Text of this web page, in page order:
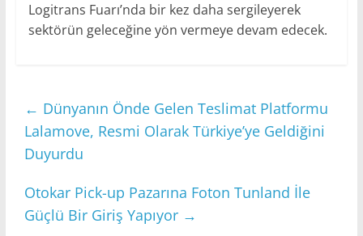
Logitrans Fuarı’nda bir kez daha sergileyerek
sektörün geleceğine yön vermeye devam edecek.
← Dünyanın Önde Gelen Teslimat Platformu
Lalamove, Resmi Olarak Türkiye’ye Geldiğini
Duyurdu
Otokar Pick-up Pazarına Foton Tunland İle
Güçlü Bir Giriş Yapıyor →